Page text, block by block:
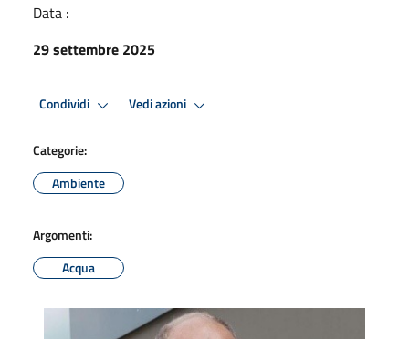
Data :
29 settembre 2025
Condividi Vedi azioni
Categorie:
Ambiente
Argomenti:
Acqua